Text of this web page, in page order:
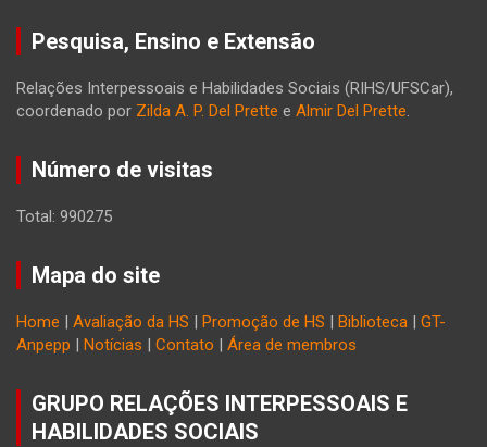
Pesquisa, Ensino e Extensão
Relações Interpessoais e Habilidades Sociais (RIHS/UFSCar),
coordenado por Zilda A. P. Del Prette e Almir Del Prette.
Número de visitas
Total: 990275
Mapa do site
Home Avaliação da HS Promoção de HS Biblioteca
GT-
Anpepp
Notícias Contato Área de membros
GRUPO RELAÇÕES INTERPESSOAIS E
HABILIDADES SOCIAIS